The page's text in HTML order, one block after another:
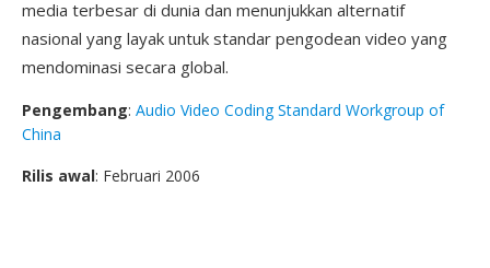
media terbesar di dunia dan menunjukkan alternatif
nasional yang layak untuk standar pengodean video yang
mendominasi secara global.
Pengembang: Audio Video Coding Standard Workgroup of
China
Rilis awal: Februari 2006